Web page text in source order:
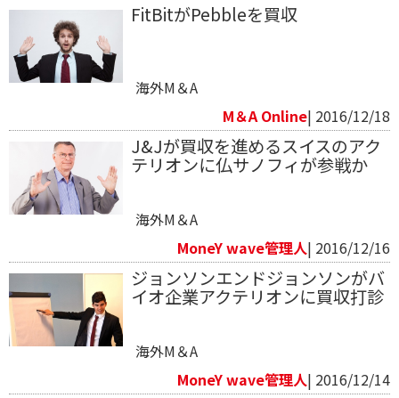
FitBitがPebbleを買収
海外M＆A
M＆A Online| 2016/12/18
J&Jが買収を進めるスイスのアク
テリオンに仏サノフィが参戦か
海外M＆A
MoneY wave管理人| 2016/12/16
ジョンソンエンドジョンソンがバ
イオ企業アクテリオンに買収打診
海外M＆A
MoneY wave管理人| 2016/12/14